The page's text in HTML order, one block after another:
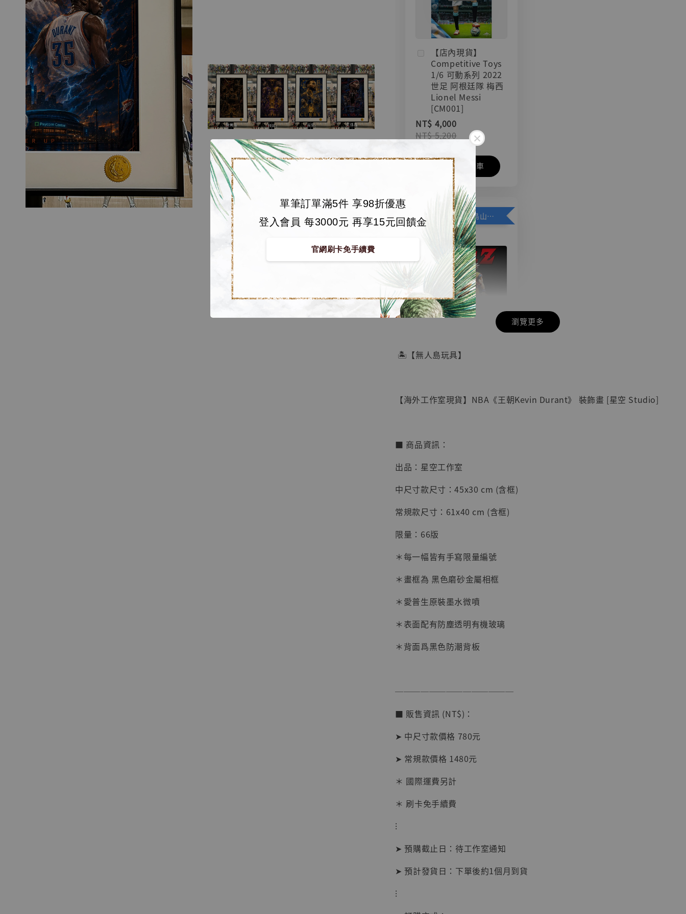
單筆訂單滿5件 享98折優惠
登入會員 每3000元 再享15元回饋金
官網刷卡免手續費
【店內現貨】
Competitive Toys
1/6 可動系列 2022
世足 阿根廷隊 梅西
Lionel Messi
[CM001]
NT$ 4,000
NT$ 5,200
加入購物車
加購優惠【悟空 鳥山明紀念款 [奇蹟工作室]】
【店內現貨】七龍珠
系列蒐藏雕像 悟空
NT$ 4,280
- +
加入購物車
【店內現貨】海賊王
系列蒐藏雕像 布魯
克達摩 [7STARS
NT$ 1,870
瀏覽更多
🏝【無人島玩具】
【海外工作室現貨】NBA《王朝Kevin Durant》 裝飾畫 [星空 Studio]
■ 商品資訊：
出品：星空工作室
中尺寸款尺寸：45x30 cm (含框)
常規款尺寸：61x40 cm (含框)
限量：66版
＊每一幅皆有手寫限量編號
＊畫框為 黑色磨砂金屬相框
＊愛普生原裝墨水微噴
＊表面配有防塵透明有機玻璃
＊背面爲黑色防潮背板
──────────────
■ 販售資訊 (NT$)：
➤ 中尺寸款價格 780元
➤ 常規款價格 1480元
＊ 國際運費另計
＊ 刷卡免手續費
⁝
➤ 預購截止日：待工作室通知
➤ 預計發貨日：下單後約1個月到貨
⁝